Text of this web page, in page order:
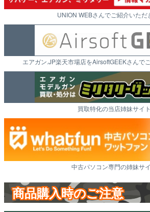
UNION WEBさんでご紹介いただ
エアガン.JP楽天市場店をAirsoftGEEKさんで
買取特化の当店姉妹サイト
中古パソコン専門の姉妹サ
商品購入時のご注意